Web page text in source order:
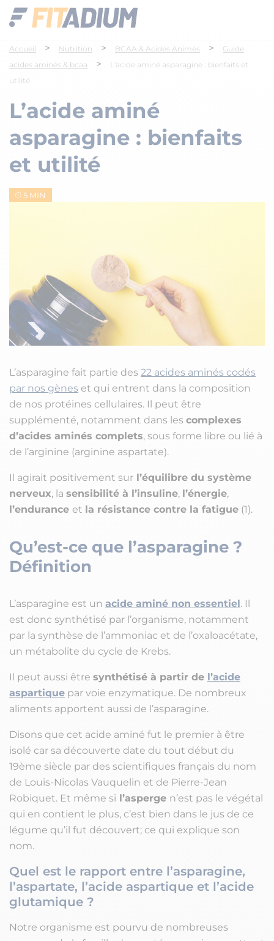
Accueil > Nutrition > BCAA & Acides Animés >
Guide
acides aminés & bcaa
>
L'acide aminé asparagine : bienfaits et
utilité
L’acide aminé
asparagine : bienfaits
et utilité
5 MIN
L’asparagine fait partie des 22 acides aminés codés
par nos gènes et qui entrent dans la composition
de nos protéines cellulaires. Il peut être
supplémenté, notamment dans les complexes
d’acides aminés complets, sous forme libre ou lié à
de l’arginine (arginine aspartate).
Il agirait positivement sur l’équilibre du système
nerveux, la sensibilité à l’insuline, l’énergie,
l’endurance et la résistance contre la fatigue (1).
Qu’est-ce que l’asparagine ?
Définition
L’asparagine est un acide aminé non essentiel. Il
est donc synthétisé par l’organisme, notamment
par la synthèse de l’ammoniac et de l’oxaloacétate,
un métabolite du cycle de Krebs.
Il peut aussi être synthétisé à partir de l’acide
aspartique par voie enzymatique. De nombreux
aliments apportent aussi de l’asparagine.
Disons que cet acide aminé fut le premier à être
isolé car sa découverte date du tout début du
19ème siècle par des scientifiques français du nom
de Louis-Nicolas Vauquelin et de Pierre-Jean
Robiquet. Et même si l’asperge n’est pas le végétal
qui en contient le plus, c’est bien dans le jus de ce
légume qu’il fut découvert; ce qui explique son
nom.
Quel est le rapport entre l’asparagine,
l’aspartate, l’acide aspartique et l’acide
glutamique ?
Notre organisme est pourvu de nombreuses